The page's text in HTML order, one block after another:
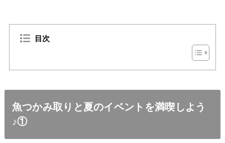
目次
魚つかみ取りと夏のイベントを満喫しよう
♪①